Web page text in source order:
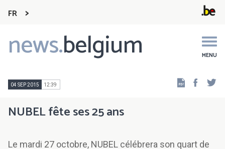
FR
news.belgium MENU
Main
navigation
04 SEP 2015 12:39
NUBEL fête ses 25 ans
Le mardi 27 octobre, NUBEL célébrera son quart de